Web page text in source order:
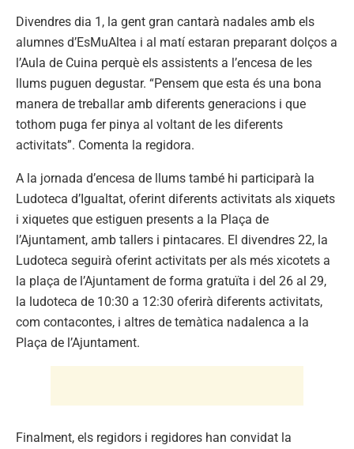
Divendres dia 1, la gent gran cantarà nadales amb els
alumnes d’EsMuAltea i al matí estaran preparant dolços a
l’Aula de Cuina perquè els assistents a l’encesa de les
llums puguen degustar. “Pensem que esta és una bona
manera de treballar amb diferents generacions i que
tothom puga fer pinya al voltant de les diferents
activitats”. Comenta la regidora.
A la jornada d’encesa de llums també hi participarà la
Ludoteca d’Igualtat, oferint diferents activitats als xiquets
i xiquetes que estiguen presents a la Plaça de
l’Ajuntament, amb tallers i pintacares. El divendres 22, la
Ludoteca seguirà oferint activitats per als més xicotets a
la plaça de l’Ajuntament de forma gratuïta i del 26 al 29,
la ludoteca de 10:30 a 12:30 oferirà diferents activitats,
com contacontes, i altres de temàtica nadalenca a la
Plaça de l’Ajuntament.
Finalment, els regidors i regidores han convidat la